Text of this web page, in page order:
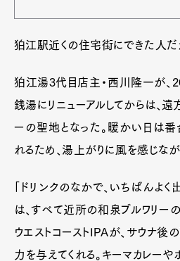
狛江駅近くの住宅街にできた人だ
狛江湯3代目店主・西川隆一が、
銭湯にリニューアルしてからは、
ーの聖地となった。暖かい日は
れるため、湯上がりに風を感じなが
「ドリンクのなかで、いちばんよく
は、すべて近所の和泉ブルワリー
ウエストコーストIPAが、サウナ
力を与えてくれる。キーマカレーや